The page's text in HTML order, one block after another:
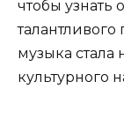
чтобы узнать
талантливого
музыка стала
культурного